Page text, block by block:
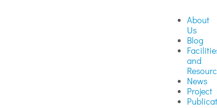
About
Us
Blog
and
News
Project